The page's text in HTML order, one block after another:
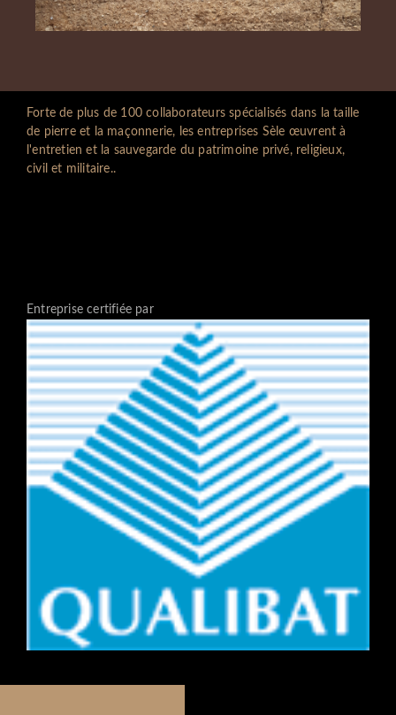
Forte de plus de 100 collaborateurs spécialisés dans la taille
de pierre et la maçonnerie, les entreprises Sèle œuvrent à
l'entretien et la sauvegarde du patrimoine privé, religieux,
civil et militaire..
Entreprise certifiée par